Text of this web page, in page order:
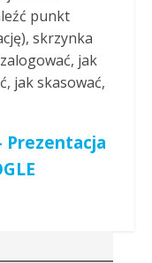
punkt
skrzynka
jak
jak skasować,
Prezentacja